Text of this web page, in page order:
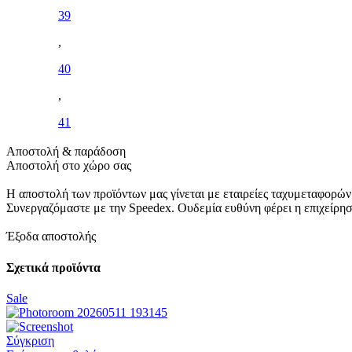
39
,
40
,
41
Αποστολή & παράδοση
Αποστολή στο χώρο σας
Η αποστολή των προϊόντων μας γίνεται με εταιρείες
Συνεργαζόμαστε με την Speedex. Oυδεμία ευθύνη φέρει η
Έξοδα αποστολής
Σχετικά προϊόντα
Sale
Σύγκριση